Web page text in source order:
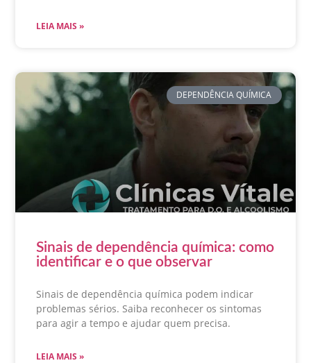
LEIA MAIS »
DEPENDÊNCIA QUÍMICA
Sinais de dependência química: como
identificar e o que observar
Sinais de dependência química podem indicar
problemas sérios. Saiba reconhecer os sintomas
para agir a tempo e ajudar quem precisa.
LEIA MAIS »